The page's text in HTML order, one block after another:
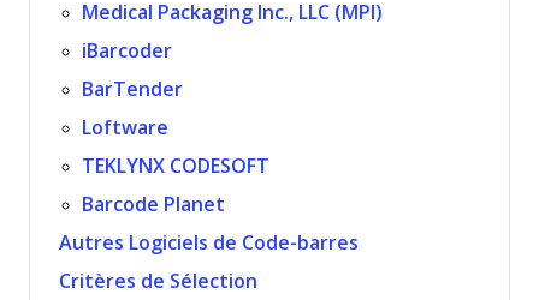
Medical Packaging Inc., LLC (MPI)
iBarcoder
BarTender
Loftware
TEKLYNX CODESOFT
Barcode Planet
Autres Logiciels de Code-barres
Critères de Sélection